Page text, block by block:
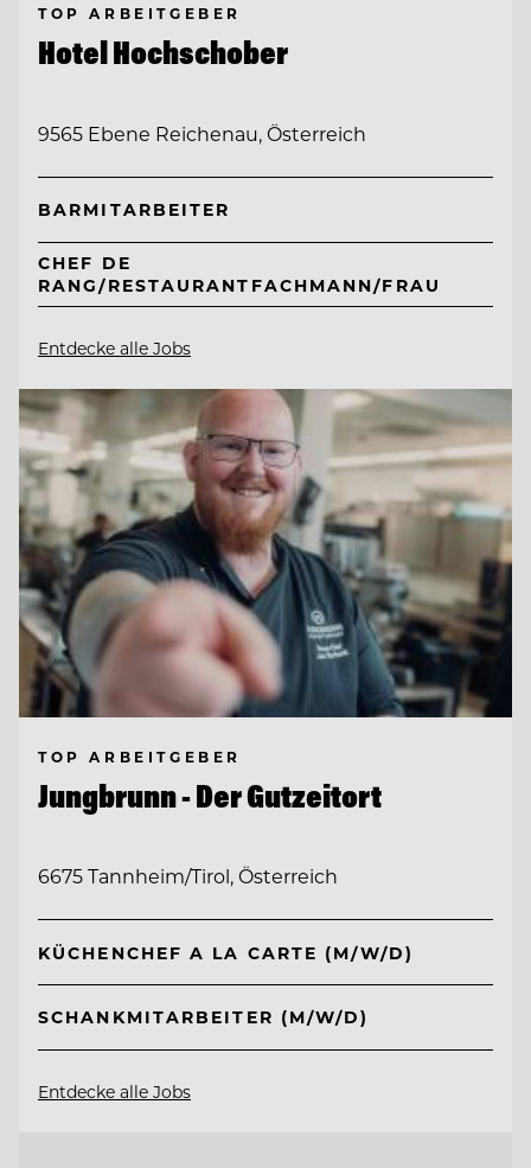
TOP ARBEITGEBER
Hotel Hochschober
9565 Ebene Reichenau, Österreich
BARMITARBEITER
CHEF DE
RANG/RESTAURANTFACHMANN/FRAU
Entdecke alle Jobs
TOP ARBEITGEBER
Jungbrunn - Der Gutzeitort
6675 Tannheim/Tirol, Österreich
KÜCHENCHEF A LA CARTE (M/W/D)
SCHANKMITARBEITER (M/W/D)
Entdecke alle Jobs